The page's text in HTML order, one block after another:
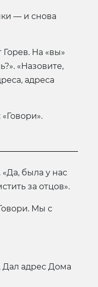
— и снова
На «вы»
«Назовите,
адреса
была у нас
за отцов».
Мы с
Дал адрес Дома